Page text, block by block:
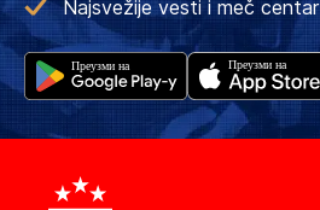
Najsvežije vesti i meč centar